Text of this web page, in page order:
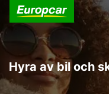
Hyra av bil och